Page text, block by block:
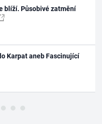
blíží. Působivé zatmění
Karpat aneb Fascinující